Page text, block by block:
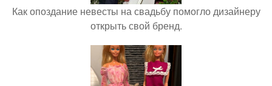
Как опоздание невесты на свадьбу помогло дизайнеру
открыть свой бренд.